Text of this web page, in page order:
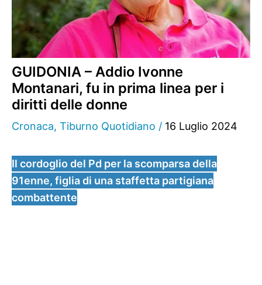
GUIDONIA – Addio Ivonne
Montanari, fu in prima linea per i
diritti delle donne
Cronaca, Tiburno Quotidiano / 16 Luglio 2024
Il cordoglio del Pd per la scomparsa della
91enne, figlia di una staffetta partigiana
combattente